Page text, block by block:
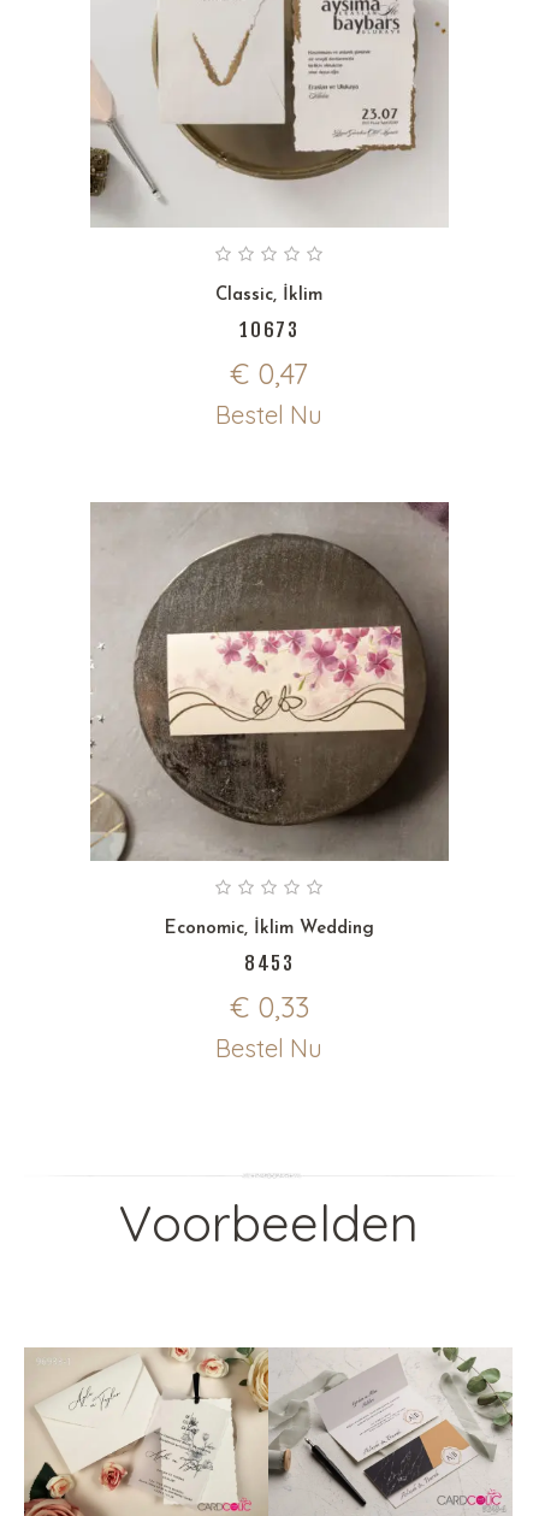
Classic, İklim
10673
€ 0,47
Bestel Nu
Economic, İklim Wedding
8453
€ 0,33
Bestel Nu
Voorbeelden